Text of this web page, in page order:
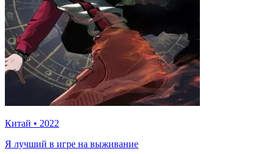
Китай • 2022
Я лучший в игре на выживание